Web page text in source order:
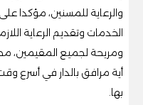
والرعاية للمسنين، مؤكدا
الخدمات وتقديم الرعاية
ومريحة لجميع المقيمين،
أية مرافق بالدار في أسرع
بها.